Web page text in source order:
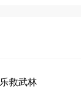
乐救武林